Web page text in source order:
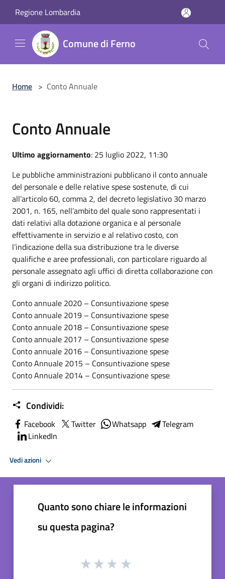
Regione Lombardia
Comune di Ferno
Home > Conto Annuale
Conto Annuale
Ultimo aggiornamento: 25 luglio 2022, 11:30
Le pubbliche amministrazioni pubblicano il conto annuale
del personale e delle relative spese sostenute, di cui
all’articolo 60, comma 2, del decreto legislativo 30 marzo
2001, n. 165, nell’ambito del quale sono rappresentati i
dati relativi alla dotazione organica e al personale
effettivamente in servizio e al relativo costo, con
l’indicazione della sua distribuzione tra le diverse
qualifiche e aree professionali, con particolare riguardo al
personale assegnato agli uffici di diretta collaborazione con
gli organi di indirizzo politico.
Conto annuale 2020 – Consuntivazione spese
Conto annuale 2019 – Consuntivazione spese
Conto annuale 2018 – Consuntivazione spese
Conto annuale 2017 – Consuntivazione spese
Conto annuale 2016 – Consuntivazione spese
Conto Annuale 2015 – Consuntivazione spese
Conto Annuale 2014 – Consuntivazione spese
Condividi:
Facebook Twitter Whatsapp
Telegram
LinkedIn
Vedi azioni
Quanto sono chiare le informazioni
su questa pagina?